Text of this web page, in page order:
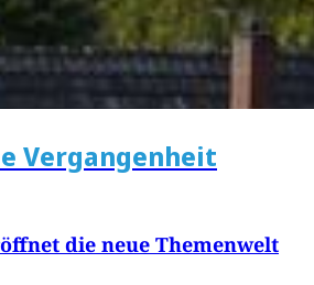
Vergangenheit
die neue Themenwelt